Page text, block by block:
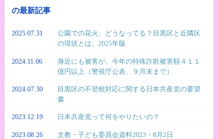
の最新記事
2025.07.31
公園での花火、どうなってる？目黒区と近隣区
の現状とは。2025年版
2024.11.06
身近にも被害が。今年の特殊詐欺被害額４１１
億円以上（警視庁公表、９月末まで）
2024.07.30
目黒区の不登校対応に関する日本共産党の要望
書
2023.12.19 日本共産党って何をやりたいの？
2023.08.26 文教・子ども委員会資料2023・8月2日